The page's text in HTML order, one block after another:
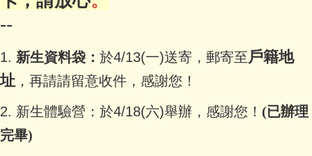
--
1. 新生資料袋： 於4/13(一)送寄，郵寄至戶籍地
址 ，再請請留意收件，感謝您！
2. 新生體驗營： 於4/18(六)舉辦， 感謝您！ (已辦理
完畢)